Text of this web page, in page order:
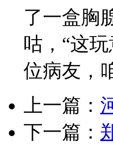
了一盒胸
咕，“这
位病友，
上一篇：
下一篇：